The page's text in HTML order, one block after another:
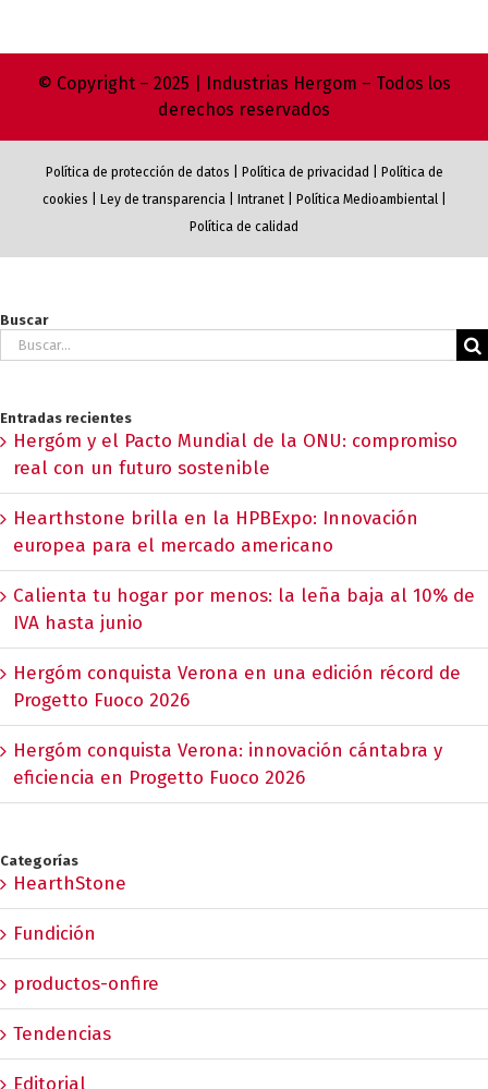
© Copyright – 2025 | Industrias Hergom – Todos los
derechos reservados
Política de protección de datos Política de privacidad
Política de
cookies
Ley de transparencia| Intranet| Política Medioambiental|
Política de calidad
Buscar
Buscar:
Entradas recientes
Hergóm y el Pacto Mundial de la ONU: compromiso
real con un futuro sostenible
Hearthstone brilla en la HPBExpo: Innovación
europea para el mercado americano
Calienta tu hogar por menos: la leña baja al 10% de
IVA hasta junio
Hergóm conquista Verona en una edición récord de
Progetto Fuoco 2026
Hergóm conquista Verona: innovación cántabra y
eficiencia en Progetto Fuoco 2026
Categorías
HearthStone
Fundición
productos-onfire
Tendencias
Editorial